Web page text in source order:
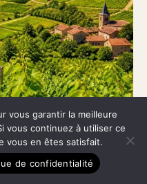
vous garantir la meilleure
vous continuez à utiliser ce
vous en êtes satisfait.
de confidentialité